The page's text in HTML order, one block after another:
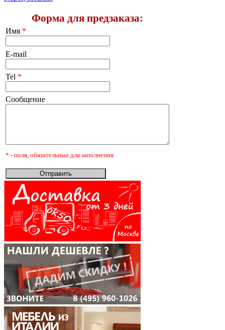
Форма для предзаказа:
Имя *
E-mail
Tel *
Сообщение
* - поля, обязательные для заполнения